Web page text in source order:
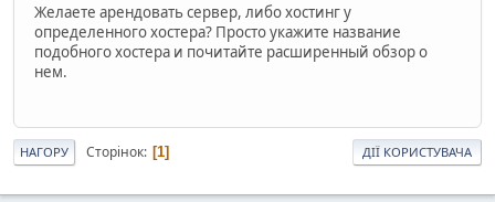
Желаете арендовать сервер, либо хостинг у
определенного хостера? Просто укажите название
подобного хостера и почитайте расширенный обзор о
нем.
НАГОРУ Сторінок 1 ДІЇ КОРИСТУВАЧА